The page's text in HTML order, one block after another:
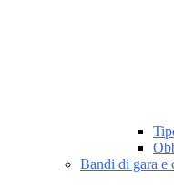
Bandi di gara e